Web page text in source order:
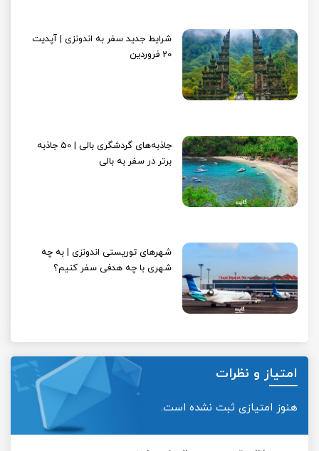
شرایط جدید سفر به اندونزی | آپدیت
20 فروردین
جاذبه‌های گردشگری بالی | 50 جاذبه
برتر در سفر به بالی
شهرهای توریستی اندونزی | به چه
شهری با چه هدفی سفر کنیم؟
امتیاز و نظرات
هنوز امتیازی ثبت نشده است.